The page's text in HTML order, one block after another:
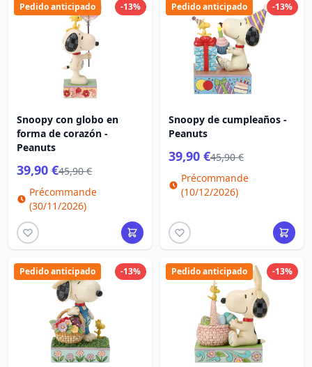
-13%
Pedido anticipado
Snoopy con globo en
forma de corazón -
Peanuts
39,90 €45,90 €
Précommande
(30/11/2026)
-13%
Pedido anticipado
Snoopy de cumpleaños -
Peanuts
39,90 €45,90 €
Précommande
(10/12/2026)
-13%
Pedido anticipado -13%
Pedido anticipado